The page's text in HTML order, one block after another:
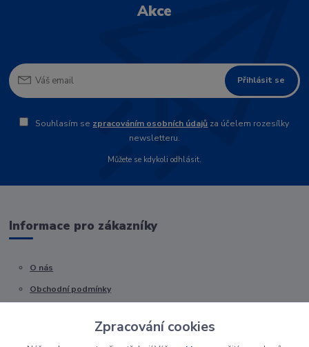
Akce
Přihlásit se
Souhlasím se zpracováním osobních údajů za účelem rozesílky
newsletteru.
Můžete se kdykoli odhlásit.
Informace pro zákazníky
O nás
Obchodní podmínky
Zpracování cookies